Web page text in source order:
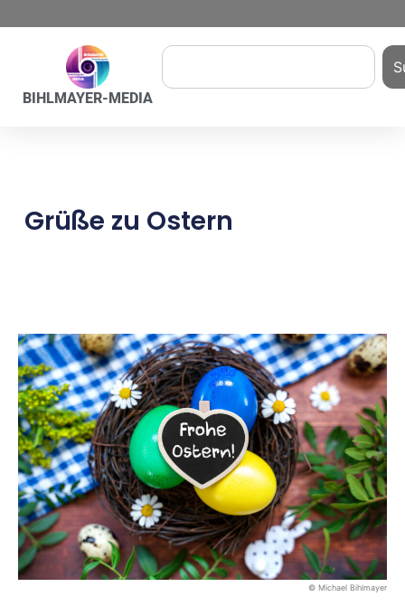
BIHLMAYER-MEDIA
Grüße zu Ostern
© Michael Bihlmayer